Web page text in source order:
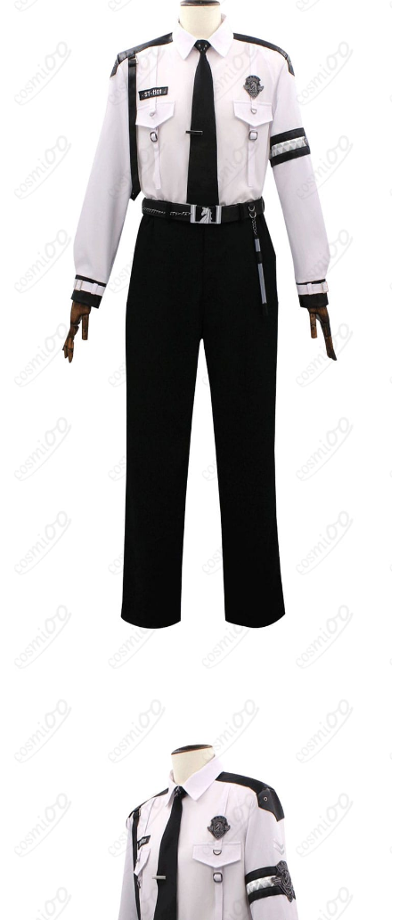
手洗い推奨、漂白不可
セイヤは『恋と深空』の主要男性キャラクターの一人。冷静沈着
で判断力に優れ、Evol能力を活かして対策組織の任務に従事する
エリート。戦闘時は厳格かつ迅速、私的な場面では穏やかで思い
やりがあり、プレイヤー（ヒロイン）を強く支えてくれる頼れる
存在。高い身体能力と戦術眼を兼ね備え、最前線で仲間を守る盾
キャラクター設定
：衣装バージョン：Evol特殊部隊。実戦投入を
想定したタクティカルな戦闘服で、濃色ジャケットにユーティリ
ティベルト、耐衝撃パッド、コンバットブーツなど機能的装備が
特徴。胸部や腕部に部隊章・識別パッチが付くミリタリーテイス
トのデザインで、全体は無駄のないシルエット。セイヤの冷静さ
とプロフェッショナルさを強調するコーディネート。